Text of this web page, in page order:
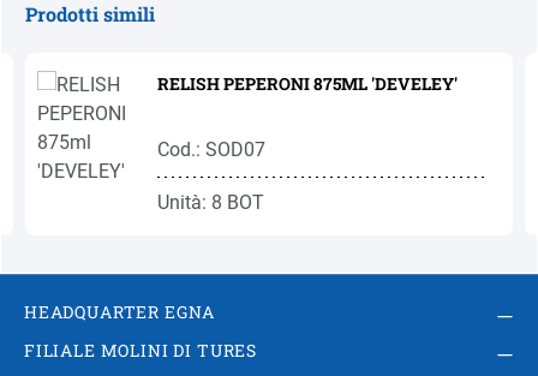
Prodotti simili
RELISH PEPERONI 875ML 'DEVELEY'
Cod.: SOD07
Unità: 8 BOT
HEADQUARTER EGNA
FILIALE MOLINI DI TURES